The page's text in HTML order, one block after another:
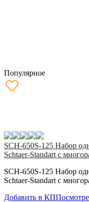
Популярное
SCH-650S-125 Набор
Schtaer-Standart c
SCH-650S-125 Набор
Schtaer-Standart c
Добавить в КП